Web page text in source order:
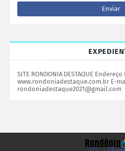
SITE RONDONIA DESTAQUE
www.rondoniadestaque.com.br E-
rondoniadestaque2021@gmail.com